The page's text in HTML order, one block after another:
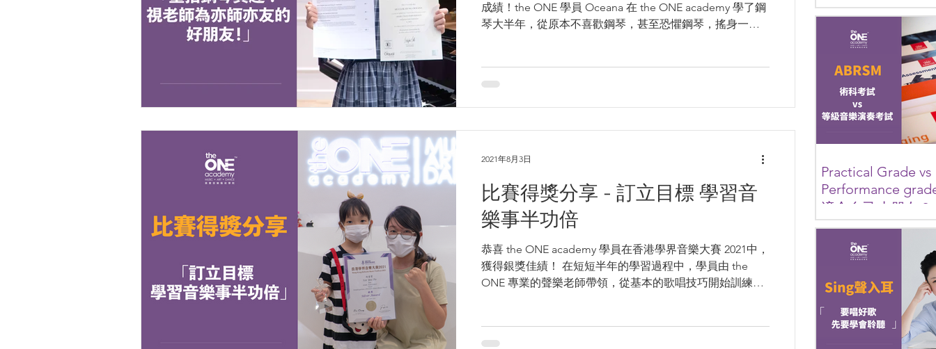
成績！the ONE 學員 Oceana 在 the ONE academy 學了鋼
琴大半年，從原本不喜歡鋼琴，甚至恐懼鋼琴，搖身一變
比賽得獎分享 - 訂立目標 學習音
樂事半功倍
恭喜 the ONE academy 學員在香港學界音樂大賽 2021中，
獲得銀獎佳績！ 在短短半年的學習過程中，學員由 the
ONE 專業的聲樂老師帶領，從基本的歌唱技巧開始訓練，
2021年8月3日
想和大家分享的是學生音
育的影響。 除了增強自
樂器需要定期參與不同表
樂會是一個非常重要的活
助我們學習不同風格和類
如古典音樂、爵士樂和流
這不僅可以讓我們的音樂
Practical Grade vs
Performance
適合自己小朋友？
近年因應疫情關係，皇家
（ABRSM）將舊有的術科
(Practical Grade) 再增添
式 - 等級音樂演奏考試
grade)。兩者之前有甚麼
應如何為小朋友選擇考試
次就會為大家講解一下兩